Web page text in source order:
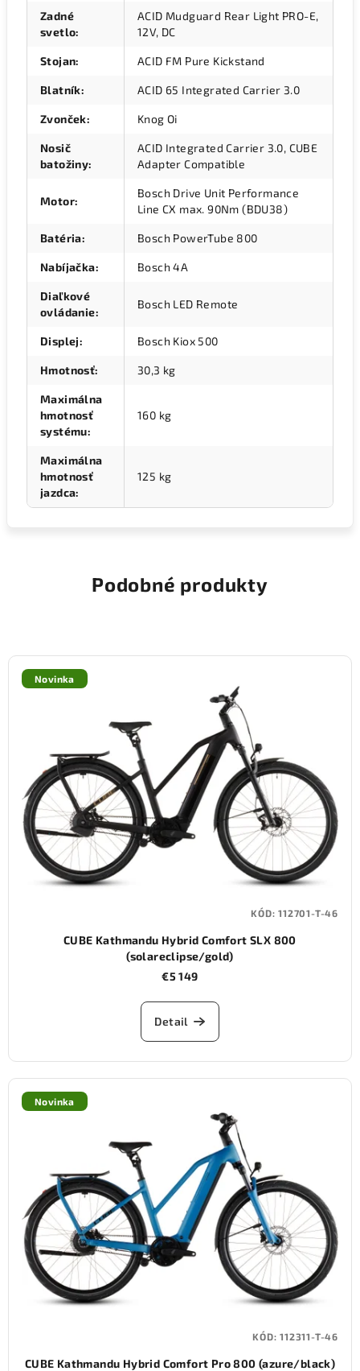
Zadné
svetlo:
ACID Mudguard Rear Light PRO-E,
12V, DC
Stojan: ACID FM Pure Kickstand
Blatník: ACID 65 Integrated Carrier 3.0
Zvonček: Knog Oi
Nosič
batožiny:
ACID Integrated Carrier 3.0, CUBE
Adapter Compatible
Motor:
Bosch Drive Unit Performance
Line CX max. 90Nm (BDU38)
Batéria: Bosch PowerTube 800
Nabíjačka: Bosch 4A
Diaľkové
ovládanie:
Bosch LED Remote
Displej: Bosch Kiox 500
Hmotnosť: 30,3 kg
Maximálna
hmotnosť
systému:
160 kg
Maximálna
hmotnosť
jazdca:
125 kg
Podobné produkty
Novinka
CUBE Kathmandu Hybrid Comfort SLX 800
(solareclipse/gold)
€5 149
Detail
KÓD:112701-T-46
Novinka
CUBE Kathmandu Hybrid Comfort Pro 800 (azure/black)
KÓD:112311-T-46